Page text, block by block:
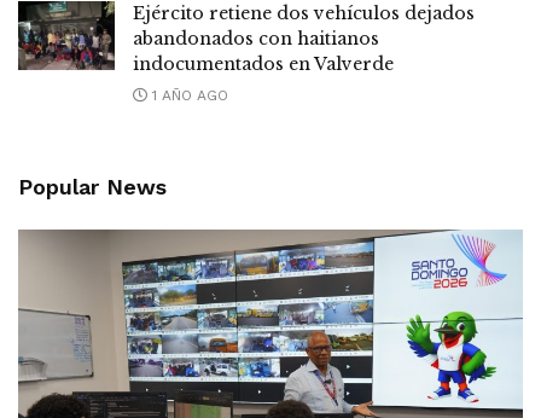
Ejército retiene dos vehículos dejados
abandonados con haitianos
indocumentados en Valverde
1 AÑO AGO
Popular News